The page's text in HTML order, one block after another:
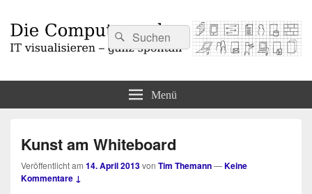
Suchen
nach:
Suchen
Menü
Kunst am Whiteboard
Veröffentlicht am 14. April 2013von Tim Themann—Keine
Kommentare ↓